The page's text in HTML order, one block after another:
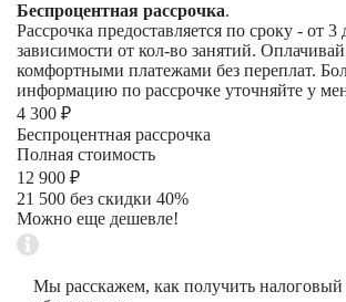
Беспроцентная рассрочка.
Рассрочка предоставляется по сроку - от 3
зависимости от кол-во занятий.
комфортными платежами без переплат.
информацию по рассрочке уточняйте у
4 300 ₽
Беспроцентная рассрочка
Полная стоимость
12 900 ₽
21 500 без скидки 40%
Можно еще дешевле!
Мы расскажем, как получить налоговый